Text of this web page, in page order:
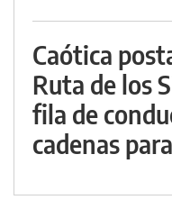
Caótica
Ruta de los
fila de
cadenas